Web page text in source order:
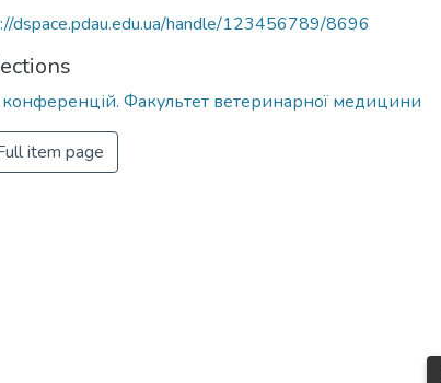
dspace.pdau.edu.ua/handle/123456789/8696
Факультет ветеринарної медицини
item page